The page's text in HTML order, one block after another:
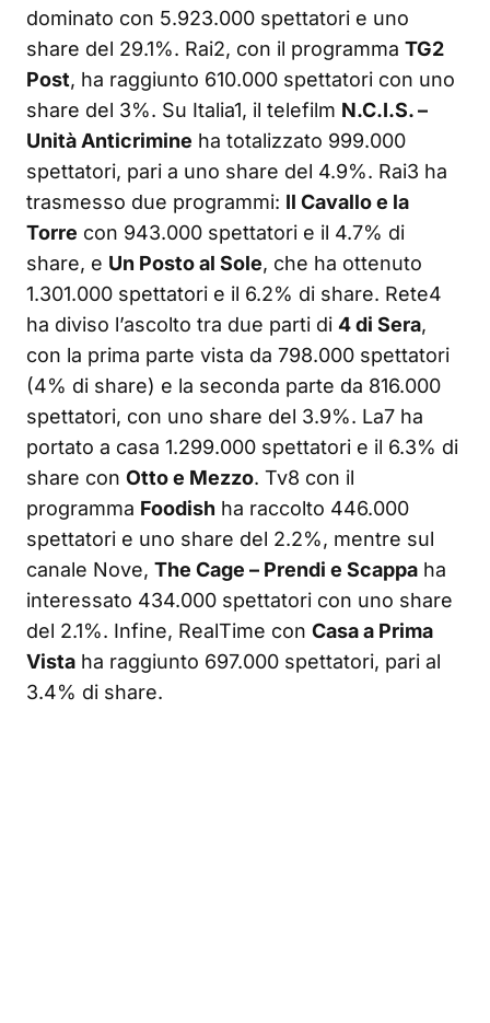
dominato con 5.923.000 spettatori e uno
share del 29.1%. Rai2, con il programma TG2
Post, ha raggiunto 610.000 spettatori con uno
share del 3%. Su Italia1, il telefilm N.C.I.S. –
Unità Anticrimine ha totalizzato 999.000
spettatori, pari a uno share del 4.9%. Rai3 ha
trasmesso due programmi: Il Cavallo e la
Torre con 943.000 spettatori e il 4.7% di
share, e Un Posto al Sole, che ha ottenuto
1.301.000 spettatori e il 6.2% di share. Rete4
ha diviso l’ascolto tra due parti di 4 di Sera,
con la prima parte vista da 798.000 spettatori
(4% di share) e la seconda parte da 816.000
spettatori, con uno share del 3.9%. La7 ha
portato a casa 1.299.000 spettatori e il 6.3% di
share con Otto e Mezzo. Tv8 con il
programma Foodish ha raccolto 446.000
spettatori e uno share del 2.2%, mentre sul
canale Nove, The Cage – Prendi e Scappa ha
interessato 434.000 spettatori con uno share
del 2.1%. Infine, RealTime con Casa a Prima
Vista ha raggiunto 697.000 spettatori, pari al
3.4% di share.